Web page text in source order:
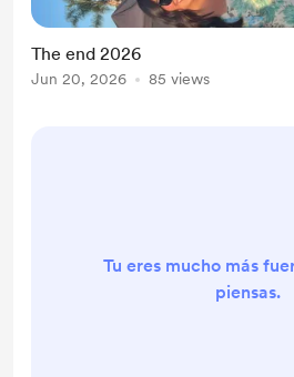
The end 2026
Jun 20, 2026 85 views
Tu eres mucho más
piensas.